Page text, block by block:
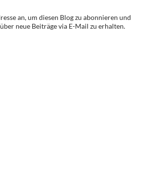
an, um diesen Blog zu abonnieren und
neue Beiträge via E-Mail zu erhalten.